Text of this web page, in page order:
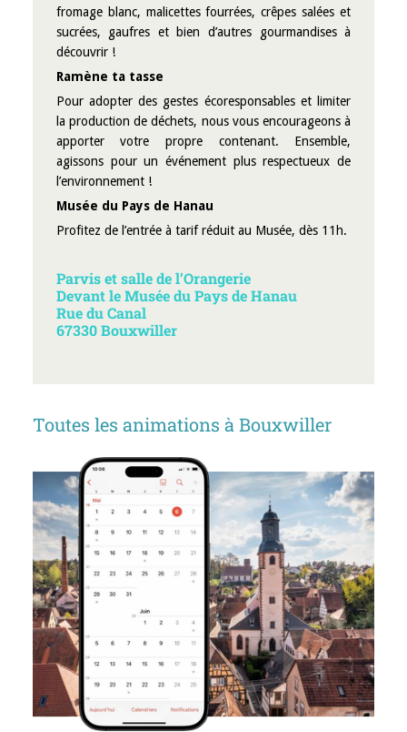
fromage blanc, malicettes fourrées, crêpes salées et
sucrées, gaufres et bien d’autres gourmandises à
découvrir !
Ramène ta tasse
Pour adopter des gestes écoresponsables et limiter
la production de déchets, nous vous encourageons à
apporter votre propre contenant. Ensemble,
agissons pour un événement plus respectueux de
l’environnement !
Musée du Pays de Hanau
Profitez de l’entrée à tarif réduit au Musée, dès 11h.
Parvis et salle de l’Orangerie
Devant le Musée du Pays de Hanau
Rue du Canal
67330 Bouxwiller
Toutes les animations à Bouxwiller